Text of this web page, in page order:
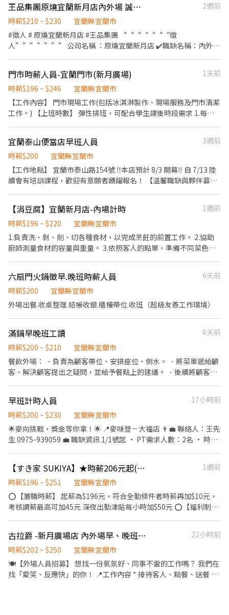
就業，甚至無經驗者， 只要你有熱情與責任感，都很適合！ 👉 有
興趣者，歡迎私訊或來電洽談！
期間】 一到七天 （我們會循序漸進地陪伴您，幫助您細心適應工作
節奏） 【工作內容】 1 親切的收銀服務 2 用心的餐點包裝 3 安全的
外送餐點 4 衛生的食材烹飪製作 5 店內溫馨環境衛生維護 【我們給
您的安心保障】 為了讓夥伴們工作無後顧之憂，我們提供健全的福
上班時繳交以下文件： 1 餐飲供餐體檢表 2 身分證正反面影本兩份
如果您也期待在一個友善、互相信任與尊重的團隊中工作，歡迎聯
王品集團原燒宜蘭新月店內外場 誠徵 全日計 早晚計
2週前
時薪$210 ~ $230
宜蘭縣宜蘭市
#徵人 # 原燒宜蘭新月店 #王品集團 “““““““徵
人””””””” 公司名稱 ：原燒宜蘭新月店 ✔️職缺名稱：內外場
削、切各種食材。 ．負責清理工作環境、設備和餐具。 ．準備不同
餐點所需要的食材。 ．協助測量食材的容量與重量。 ．負責擺盤、
打包外帶服務。 外場 ：餐點上菜介紹、 負責接待客人及安排座位、
協助上餐、收拾餐具與桌 ✔️計時薪資：210元，全勤220元／時 ✔️上
班時間： 廚房10:00-2200 外場1030-2300 ＜每天不一定，視現場
時，計時4-8小時） 我們給你的： • 享有員工餐點 • 團隊合作，工
作輕鬆有支持 三節獎金、員工旅遊補助……等 ✔️月休天數：8-9天
經驗，也歡迎前來嘗試，一起成長學習。
門市時薪人員-宜蘭門市(新月廣場)
1天前
時薪$196 ~ $246
宜蘭縣宜蘭市
【工作內容】 門市現場工作(包括冰淇淋製作、現場服務及門市清潔
工作。) 【上班時數】 彈性排班，可配合學生課後時段需求 1.每週
學習訓練，來創造顧客無與倫比的冰淇淋體驗 1.新進學習訓練(教室
課程/實作課程訓練) 2.晉升訓練(時薪娛樂經理培訓課程) 【福利】
我們會依公司的經營成果，規劃員工福利讓夥伴和公司一起成長 1.
保險制度：勞保、健保、團保(意外險)、職災保險、退休金提撥6%
用冰淇淋、員工折扣、生日福利、三節禮金(品)、福委會福利
宜蘭泰山便當店早班人員
3週前
時薪$200
宜蘭縣宜蘭市
【工作地點】 宜蘭市泰山路154號 ‼️本店預計 8/3 開幕‼️ 自 7/13 陸
續會有培訓課程，歡迎有意願者踴躍報名！ 【溫馨職缺與夥伴募
【試用期間】 一到七天 （我們會循序漸進地陪伴您，幫助您細心適
應工作節奏） 【工作內容】 1 親切的收銀服務 2 用心的餐點包裝 3
安全的外送餐點 4 衛生的食材烹飪製作 5 店內溫馨環境衛生維護
【我們給您的安心保障】 為了讓夥伴們工作無後顧之憂，我們提供
請於報到上班時繳交以下文件： 1 餐飲供餐體檢表 2 身分證正反面
影本兩份 如果您也期待在一個友善、互相信任與尊重的團隊中工
0910875115
【涓豆腐】宜蘭新月店-內場計時
1週前
時薪$196 ~ $220
宜蘭縣宜蘭市
1.負責洗、剝、削、切各種食材，以完成烹飪的前置工作。 2.協助
廚師測量食材的容量與重量。 3.依照客人的點單，準備不同菜色所
六扇門火鍋徵早.晚班時薪人員
6天前
時薪$200
宜蘭縣宜蘭市
外場出餐.收桌整理.結帳收銀.櫃檯帶位.收班（超級友善工作環境）
滿鍋早晚班工讀
6天前
時薪$200 ~ $210
宜蘭縣宜蘭市
餐飲外場： ．負責為顧客帶位、安排座位、倒水。 ．將菜單遞給顧
客、解決顧客提出之疑問，並給予餐點上的建議。 ．後續將顧客點
負責結帳、收銀等工作。 餐飲內場： ．擔任廚師的助手，處理烹飪
前與烹飪中之準備工作與其他餐廳相關事務。 ．負責洗、剝、削、
切各種食材。 ．負責清理工作環境、設備和餐具。 ．準備不同餐點
所需要的食材。 ．協助測量食材的容量與重量。 ．負責擺盤、打包
早班計時人員
17小時前
時薪$200 ~ $230
宜蘭縣宜蘭市
🌟麥向挑戰，獎金等你拿！🌟 📍麥味登－大福店 👨‍💼 聯絡人：王先
生 0975-939059 💼 職缺資訊 1/1號起 • PT需求人數：2名 • 時
生期末成績優異者老闆私人補助獎金） • 地點：宜蘭縣宜蘭市大福
路二段148號 ✅ 任職條件 • 個性活潑、有責任感 • 有餐飲經驗者
佳（無經驗亦可） • 學歷不限、 • 服務態度親切、上班不遲到 🥪
工作內容 外場 • 櫃台點餐、送餐 • 飲料調製、用餐區清潔維護 •
要你有熱情與責任感，都很適合！ 👉 有興趣者，歡迎私訊或來電洽
談！
【すき家 SUKIYA】★時薪206元起(含全勤)★宜蘭新月廣場店
1週前
時薪$196 ~ $251
宜蘭縣宜蘭市
⭕【兼職時薪】 起薪為$196元，符合全勤條件者時薪再加$10元，
考核調薪最高可加45元 深夜出勤津貼每小時加$50元 ⭕【福利制
健檢 ★勞保、健保，6％勞退提撥 ⭕【工作說明】 《內場》:餐點製
作、食材備料、進貨盤點 《外場》:接待服務顧客、收銀結帳、環境
整潔 ★開朗活潑有笑容 ★ＳＯＰ專業流程 ★無經驗可 ★提供完善
職前教育訓練 ⭕【經營理念】 我們是日本第一的速食連鎖ZENSHO
古拉爵 -新月廣場店 內外場早、晚班工讀生”長期”
22小時前
時薪$202 ~ $250
宜蘭縣宜蘭市
🍽️【外場人員招募】 想找一份氣氛好、同事不雷的工作嗎？ 我們在
找「愛笑、反應快」的你！ 📍工作內容 * 接待客人、點餐、送餐 *